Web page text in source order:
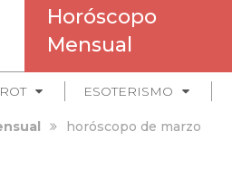
Horóscopo
Mensual
ESOTERISMO
horóscopo de marzo